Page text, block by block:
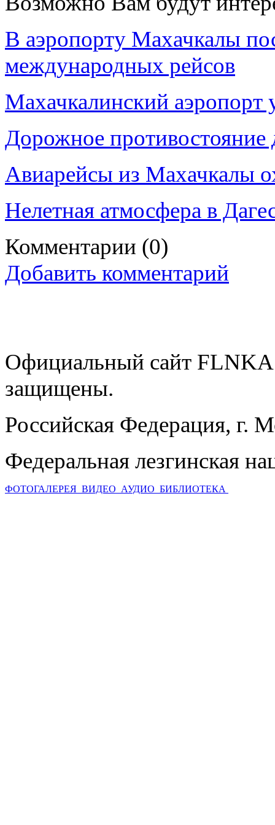
В аэропорту Махачкалы
международных рейсов
Махачкалинский аэропорт
Дорожное противостояние
Авиарейсы из Махачкалы
Нелетная атмосфера в
Комментарии (0)
Добавить комментарий
Официальный сайт
защищены.
Российская Федерация, г.
Федеральная лезгинская
ФОТОГАЛЕРЕЯ ВИДЕО АУДИО БИБЛИОТЕКА